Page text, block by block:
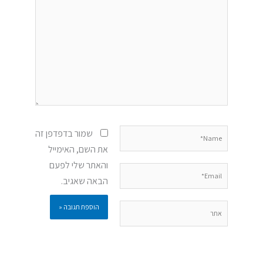
שמור בדפדפן זה
את השם, האימייל
והאתר שלי לפעם
הבאה שאגיב.